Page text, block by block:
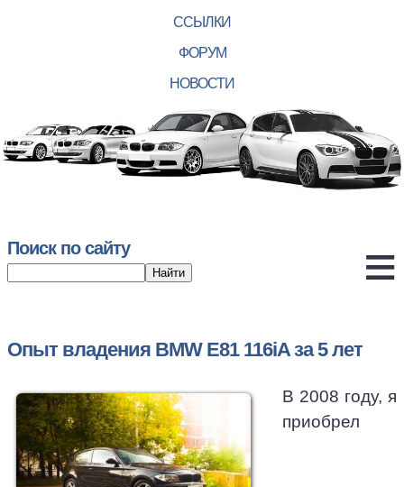
ССЫЛКИ
ФОРУМ
НОВОСТИ
Поиск по сайту
Опыт владения BMW E81 116iA за 5 лет
В 2008 году, я
приобрел